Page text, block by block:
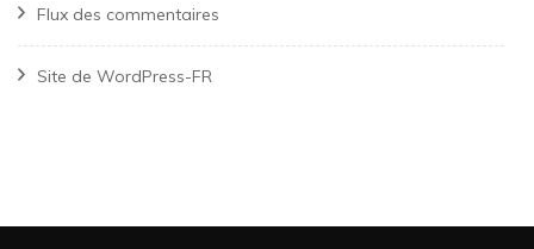
Flux des commentaires
Site de WordPress-FR